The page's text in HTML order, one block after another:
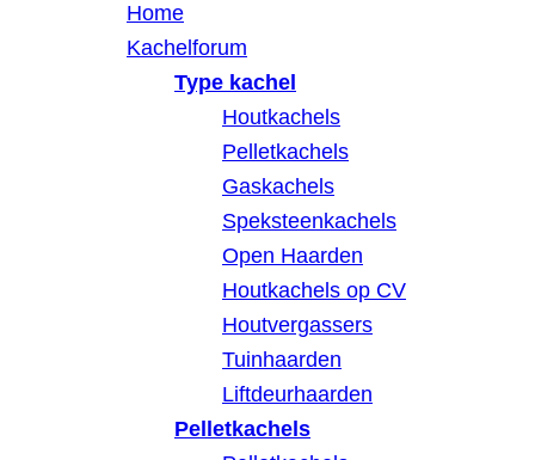
Home
Kachelforum
Type kachel
Houtkachels
Pelletkachels
Gaskachels
Speksteenkachels
Open Haarden
Houtkachels op CV
Houtvergassers
Tuinhaarden
Liftdeurhaarden
Pelletkachels